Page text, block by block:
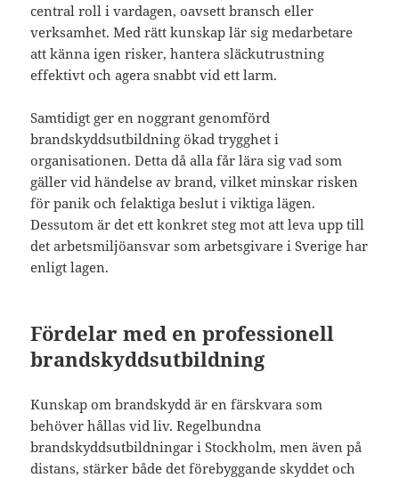
central roll i vardagen, oavsett bransch eller
verksamhet. Med rätt kunskap lär sig medarbetare
att känna igen risker, hantera släckutrustning
effektivt och agera snabbt vid ett larm.
Samtidigt ger en noggrant genomförd
brandskyddsutbildning ökad trygghet i
organisationen. Detta då alla får lära sig vad som
gäller vid händelse av brand, vilket minskar risken
för panik och felaktiga beslut i viktiga lägen.
Dessutom är det ett konkret steg mot att leva upp till
det arbetsmiljöansvar som arbetsgivare i Sverige har
enligt lagen.
Fördelar med en professionell
brandskyddsutbildning
Kunskap om brandskydd är en färskvara som
behöver hållas vid liv. Regelbundna
brandskyddsutbildningar i Stockholm, men även på
distans, stärker både det förebyggande skyddet och